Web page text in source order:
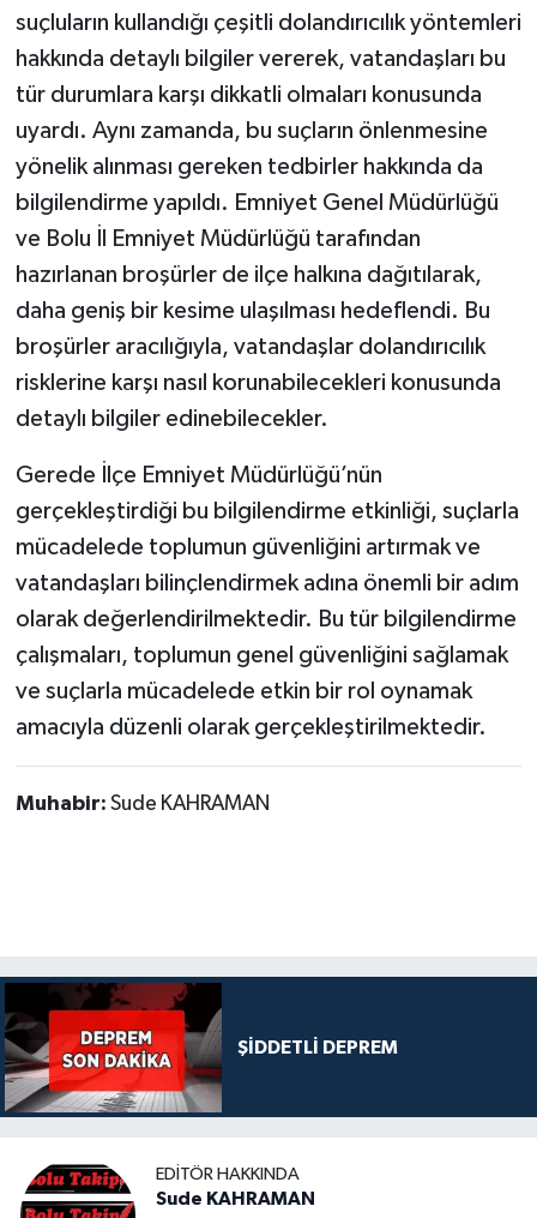
suçluların kullandığı çeşitli dolandırıcılık yöntemleri
hakkında detaylı bilgiler vererek, vatandaşları bu
tür durumlara karşı dikkatli olmaları konusunda
uyardı. Aynı zamanda, bu suçların önlenmesine
yönelik alınması gereken tedbirler hakkında da
bilgilendirme yapıldı. Emniyet Genel Müdürlüğü
ve Bolu İl Emniyet Müdürlüğü tarafından
hazırlanan broşürler de ilçe halkına dağıtılarak,
daha geniş bir kesime ulaşılması hedeflendi. Bu
broşürler aracılığıyla, vatandaşlar dolandırıcılık
risklerine karşı nasıl korunabilecekleri konusunda
detaylı bilgiler edinebilecekler.
Gerede İlçe Emniyet Müdürlüğü’nün
gerçekleştirdiği bu bilgilendirme etkinliği, suçlarla
mücadelede toplumun güvenliğini artırmak ve
vatandaşları bilinçlendirmek adına önemli bir adım
olarak değerlendirilmektedir. Bu tür bilgilendirme
çalışmaları, toplumun genel güvenliğini sağlamak
ve suçlarla mücadelede etkin bir rol oynamak
amacıyla düzenli olarak gerçekleştirilmektedir.
Muhabir: Sude KAHRAMAN
ŞİDDETLİ DEPREM
EDITÖR HAKKINDA
Sude KAHRAMAN